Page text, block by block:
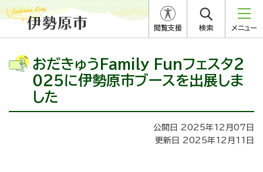
閲覧支援 検索 メニュー
おだきゅうFamily Funフェスタ２
０２５に伊勢原市ブースを出展しま
した
公開日 2025年12月07日
更新日 2025年12月11日